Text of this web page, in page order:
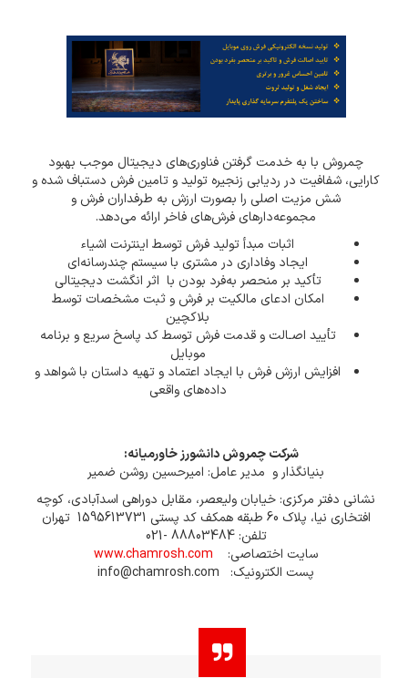
چمروش با به خدمت گرفتن فناوری‌های دیجیتال موجب بهبود
کارایی، شفافیت در ردیابی زنجیره تولید و تامین فرش دستباف شده و
شش مزیت اصلی را بصورت ارزش به طرفداران فرش و
مجموعه‌دارهای فرش‌های فاخر ارائه می‌دهد.
اثبات مبدأ تولید فرش توسط اینترنت اشیاء
ایجاد وفاداری در مشتری با سیستم چندرسانه‌ای
تأکید بر منحصر به‌فرد بودن با اثر انگشت دیجیتالی
امکان ادعای مالکیت بر فرش و ثبت مشخصات توسط
بلاکچین
تأیید اصـالت و قدمت فرش توسط کد پاسخ سریع و برنامه
موبایل
افزایش ارزش فرش با ایجاد اعتماد و تهیه داستان با شواهد و
داده‌های واقعی
شرکت چمروش دانشورز خاورمیانه:
بنیانگذار و مدیر عامل: امیرحسین روشن ضمیر
نشانی دفتر مرکزی: خیابان ولیعصر، مقابل دوراهی اسدآبادی، کوچه
افتخاری نیا، پلاک 60 طبقه همکف کد پستی 1595613731 تهران
تلفن: 88803484 -021
سايت اختصاصي: www.chamrosh.com
پست الکترونيک: info@chamrosh.com